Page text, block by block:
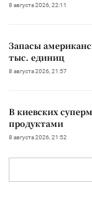
8 августа 2026, 22:11
Запасы
тыс. единиц
8 августа 2026, 21:57
В киевских
продуктами
8 августа 2026, 21:52